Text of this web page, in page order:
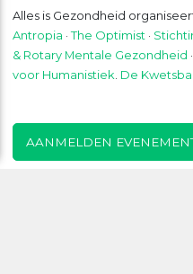
Alles is Gezondheid
Antropia ·The Optimist ·
& Rotary Mentale Gezondheid
voor Humanistiek De
AANMELDEN